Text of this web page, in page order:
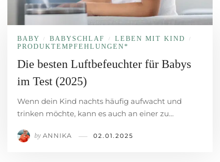
BABY / BABYSCHLAF / LEBEN MIT KIND /
PRODUKT­EMPFEHLUNGEN*
Die besten Luftbefeuchter für Babys
im Test (2025)
Wenn dein Kind nachts häufig aufwacht und
trinken möchte, kann es auch an einer zu…
by ANNIKA 02.01.2025